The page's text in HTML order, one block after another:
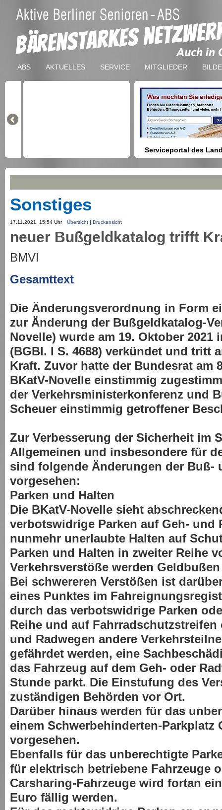
ABS AKTUELLES SERVICE MITGLIEDER
Serviceportal des
Berlin
Anmeldung bei Ämtern usw.
Sonstiges
17.11.2021, 15:54 Uhr Übersicht | Druckansicht
neuer Bußgeldkatalog trifft
BMVI
Gesamttext
Die Änderungsverordnung in Form
zur Änderung der Bußgeldkatalog-
Novelle) wurde am 19. Oktober 2021
(BGBl. I S. 4688) verkündet und tritt
Kraft. Zuvor hatte der Bundesrat am
BKatV-Novelle einstimmig
der Verkehrsministerkonferenz und
Scheuer einstimmig getroffener
Zur Verbesserung der Sicherheit im
Allgemeinen und insbesondere für
sind folgende Änderungen der Buß-
vorgesehen:
Parken und Halten
Die BKatV-Novelle sieht
verbotswidrige Parken auf Geh- und
nunmehr unerlaubte Halten auf
Parken und Halten in zweiter Reihe
Verkehrsverstöße werden
Bei schwereren Verstößen ist
eines Punktes im
durch das verbotswidrige Parken
Reihe und auf Fahrradschutzstreifen
und Radwegen andere
gefährdet werden, eine
das Fahrzeug auf dem Geh- oder
Stunde parkt. Die Einstufung des
zuständigen Behörden vor Ort.
Darüber hinaus werden für das
einem Schwerbehinderten-Parkplatz
vorgesehen.
Ebenfalls für das unberechtigte
für elektrisch betriebene Fahrzeuge
Carsharing-Fahrzeuge wird fortan
Euro fällig werden.